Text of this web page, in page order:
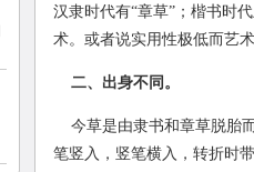
汉隶时代有“章草”；楷书时
术。或者说实用性极低而艺
二、出身不同。
今草是由隶书和章草脱胎
笔竖入，竖笔横入，转折时